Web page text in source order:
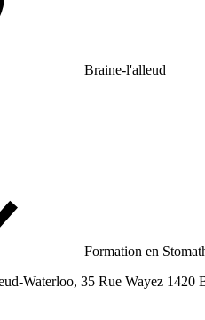
Braine-l'alleud
Formation en
Waterloo, 35 Rue Wayez 1420